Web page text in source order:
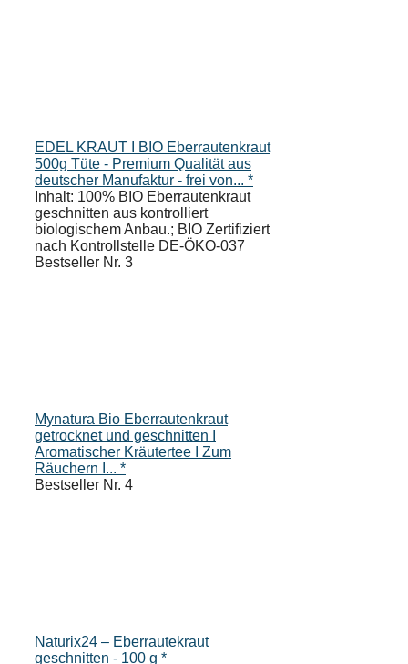
EDEL KRAUT I BIO Eberrautenkraut
500g Tüte - Premium Qualität aus
deutscher Manufaktur - frei von... *
Inhalt: 100% BIO Eberrautenkraut
geschnitten aus kontrolliert
biologischem Anbau.; BIO Zertifiziert
nach Kontrollstelle DE-ÖKO-037
Bestseller Nr. 3
Mynatura Bio Eberrautenkraut
getrocknet und geschnitten I
Aromatischer Kräutertee I Zum
Räuchern I... *
Bestseller Nr. 4
Naturix24 – Eberrautekraut
geschnitten - 100 g *